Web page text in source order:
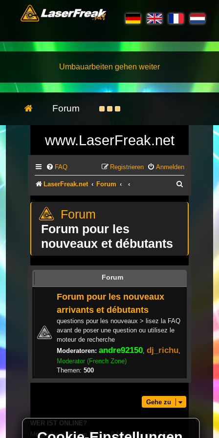
Umbauarbeiten gehen weiter
Forum
www.LaserFreak.net
FAQ Anmelden
Registrieren
LaserFreak.net Forum
Forum pour les
nouveaux et débutants
Forum
Forum pour les nouveaux
arrivants et débutants
questions pour les nouveaux > lisez la FAQ
avant de poser une question ou utilisez le
moteur de recherche
Moderatoren: andre92150 dj_richu
Moderator (French Zone)
Themen: 500
Gehe zu
WER IST ONLINE?
Mitglieder in diesem Forum: 0 Mitglieder und 1 Gast